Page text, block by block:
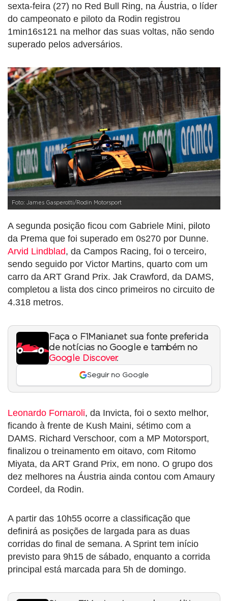
sexta-feira (27) no Red Bull Ring, na Áustria, o líder
do campeonato e piloto da Rodin registrou
1min16s121 na melhor das suas voltas, não sendo
superado pelos adversários.
Foto: James Gasperotti/Rodin Motorsport
A segunda posição ficou com Gabriele Mini, piloto
da Prema que foi superado em 0s270 por Dunne.
Arvid Lindblad, da Campos Racing, foi o terceiro,
sendo seguido por Victor Martins, quarto com um
carro da ART Grand Prix. Jak Crawford, da DAMS,
completou a lista dos cinco primeiros no circuito de
4.318 metros.
Faça o F1Mania.net sua fonte preferida
de notícias no Google e também no
Google Discover.
Seguir no Google
Leonardo Fornaroli, da Invicta, foi o sexto melhor,
ficando à frente de Kush Maini, sétimo com a
DAMS. Richard Verschoor, com a MP Motorsport,
finalizou o treinamento em oitavo, com Ritomo
Miyata, da ART Grand Prix, em nono. O grupo dos
dez melhores na Áustria ainda contou com Amaury
Cordeel, da Rodin.
A partir das 10h55 ocorre a classificação que
definirá as posições de largada para as duas
corridas do final de semana. A Sprint tem início
previsto para 9h15 de sábado, enquanto a corrida
principal está marcada para 5h de domingo.